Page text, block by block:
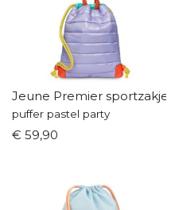
Jeune Premier sportzakje
puffer pastel party
€ 59,90